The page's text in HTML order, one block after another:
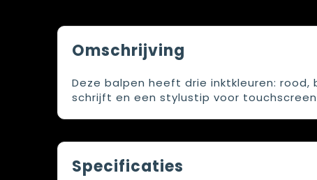
Omschrijving
Deze balpen heeft drie inktkleuren:
schrijft en een stylustip voor
Specificaties